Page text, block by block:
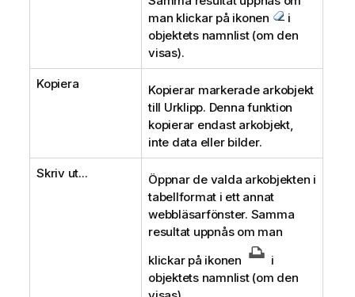
man klickar på ikonen
i
objektets namnlist (om den
visas).
Kopiera
Kopierar markerade arkobjekt
till Urklipp. Denna funktion
kopierar endast arkobjekt,
inte data eller bilder.
Skriv ut...
Öppnar de valda arkobjekten i
tabellformat i ett annat
webbläsarfönster. Samma
resultat uppnås om man
klickar på ikonen
i
objektets namnlist (om den